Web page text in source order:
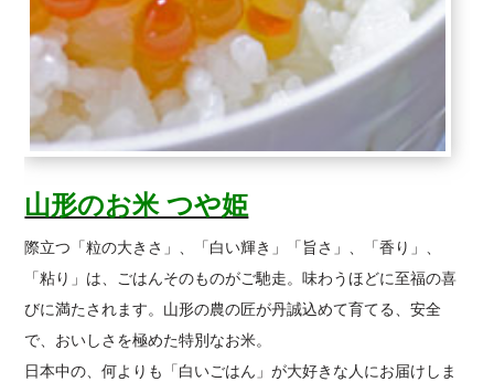
山形のお米 つや姫
際立つ「粒の大きさ」、「白い輝き」「旨さ」、「香り」、
「粘り」は、ごはんそのものがご馳走。味わうほどに至福の喜
びに満たされます。山形の農の匠が丹誠込めて育てる、安全
で、おいしさを極めた特別なお米。
日本中の、何よりも「白いごはん」が大好きな人にお届けしま